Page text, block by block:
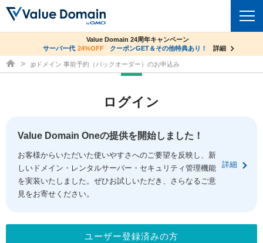
ドメイントップ
ドメイン移管
ドメイン価格一覧
ドメイン一括検索
.jpドメインオークション
コアサーバー
バリューサーバー
XREA
セキュリティトップ
Value Domain ネットde診断
SSL証明書
サービストップ
お得意様割引
facebook
co.jpドメイン✕コアサーバーV2ビジネス応援キャンペーン
サーバー料金1年間無料
詳細
Value Domain 24周年キャンペーン
サーバー代 24%OFF クーポンGET＆その他特典あり！ 詳細
ドメイン取得ならバリュードメイン
.jpドメイン 事前予約（バックオーダー）のお申込み
ログイン
Value Domain Oneの提供を開始しました！
お客様からいただいた使いやすさへのご要望を反映し、新
しいドメイン・レンタルサーバー・セキュリティ管理機能
を実装いたしました。ぜひお試しいただき、さらなるご意
見をお寄せください。
詳細
ユーザー登録済みの方